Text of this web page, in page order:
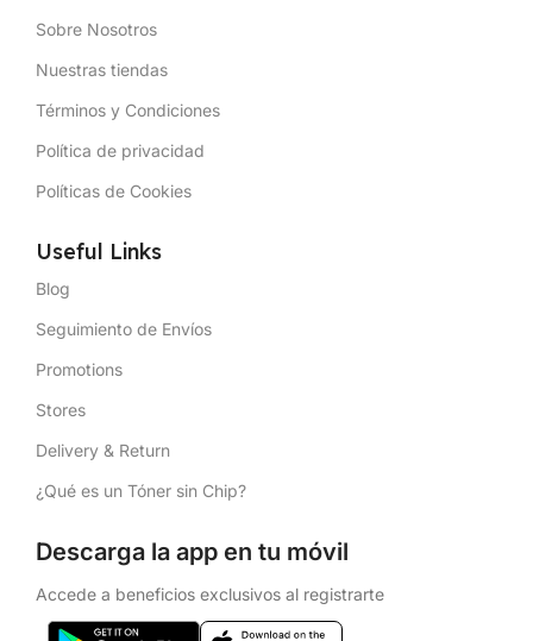
Sobre Nosotros
Nuestras tiendas
Términos y Condiciones
Política de privacidad
Políticas de Cookies
Useful Links
Blog
Seguimiento de Envíos
Promotions
Stores
Delivery & Return
¿Qué es un Tóner sin Chip?
Descarga la app en tu móvil
Accede a beneficios exclusivos al registrarte